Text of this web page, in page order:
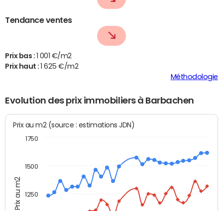
Tendance ventes
Prix bas :
1 001 €/m2
Prix haut :
1 625 €/m2
Méthodologie
Evolution des prix immobiliers à Barbachen
Prix au m2
Prix au m2 (source : estimations JDN)
1250
1500
1750